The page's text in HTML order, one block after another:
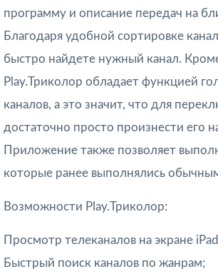
программу и описание передач на
Благодаря удобной сортировке
быстро найдете нужный канал.
Play.Триколор обладает функцией
каналов, а это значит, что для
достаточно просто произнести его
Приложение также позволяет
которые ранее выполнялись
Возможности Play.Триколор:
Просмотр телеканалов на экране
Быстрый поиск каналов по жанрам;